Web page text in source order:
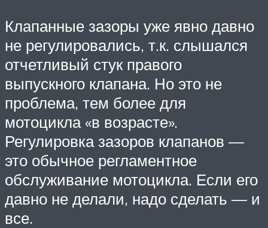
Клапанные зазоры уже явно давно
не регулировались, т.к. слышался
отчетливый стук правого
выпускного клапана. Но это не
проблема, тем более для
мотоцикла «в возрасте».
Регулировка зазоров клапанов —
это обычное регламентное
обслуживание мотоцикла. Если его
давно не делали, надо сделать — и
все.